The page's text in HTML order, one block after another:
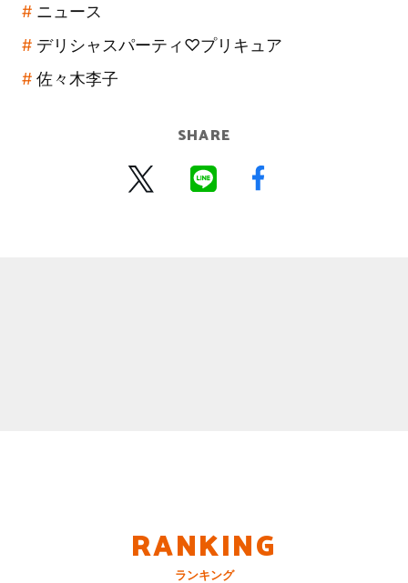
ニュース
デリシャスパーティ♡プリキュア
佐々木李子
SHARE
RANKING
ランキング